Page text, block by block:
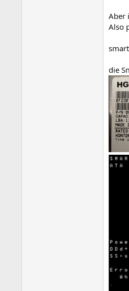
Aber
Also
die